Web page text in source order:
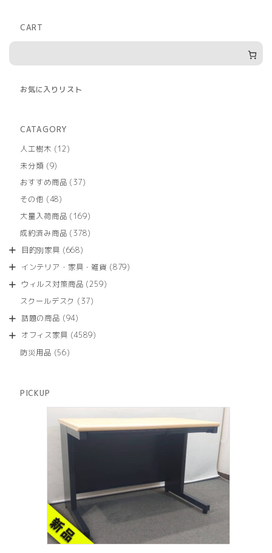
CART
お気に入りリスト
CATAGORY
人工樹木
1212
商
未分類 99
の
商
おすすめ商品 3737
商
その他 4848
の
商
大量入荷商品 169169
の
成約済み商品 378378
商
目的別家具 668668
の
商
インテリア・家具・雑貨 879879
ウィルス対策商品 259259
スクールデスク 3737
商
話題の商品 9494
の
オフィス家具 45894589
防災用品 5656
PICKUP